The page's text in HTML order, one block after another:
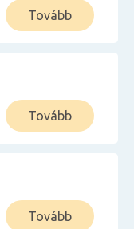
Tovább
Tovább
Tovább